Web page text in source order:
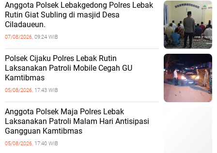
Anggota Polsek Lebakgedong Polres Lebak
Rutin Giat Subling di masjid Desa
Ciladaueun.
07/08/2026, 09:24 WIB
Polsek Cijaku Polres Lebak Rutin
Laksanakan Patroli Mobile Cegah GU
Kamtibmas
05/08/2026, 17:43 WIB
Anggota Polsek Maja Polres Lebak
Laksanakan Patroli Malam Hari Antisipasi
Gangguan Kamtibmas
05/08/2026, 17:40 WIB